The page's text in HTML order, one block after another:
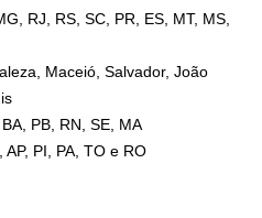
RJ, RS, SC, PR, ES, MT, MS,
Maceió, Salvador, João
PB, RN, SE, MA
PI, PA, TO e RO